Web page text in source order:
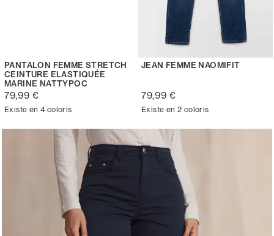
PANTALON FEMME STRETCH
CEINTURE ELASTIQUÉE
MARINE NATTYPOC
79,99 €
Existe en 4 coloris
JEAN FEMME NAOMIFIT
79,99 €
Existe en 2 coloris